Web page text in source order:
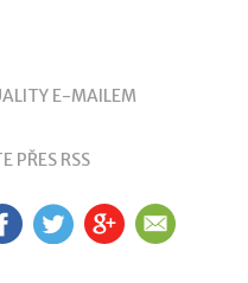
E-MAILEM
PŘES RSS
TW GP EM